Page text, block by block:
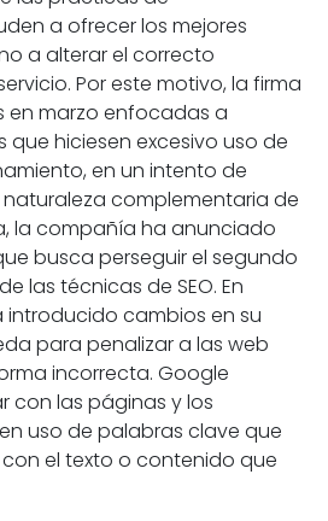
a ofrecer los mejores
a alterar el correcto
Por este motivo, la firma
en marzo enfocadas a
que hiciesen excesivo uso de
en un intento de
complementaria de
la compañía ha anunciado
busca perseguir el segundo
las técnicas de SEO. En
cambios en su
para penalizar a las web
incorrecta. Google
con las páginas y los
uso de palabras clave que
el texto o contenido que